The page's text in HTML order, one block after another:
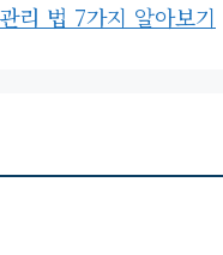
리 법 7가지 알아보기